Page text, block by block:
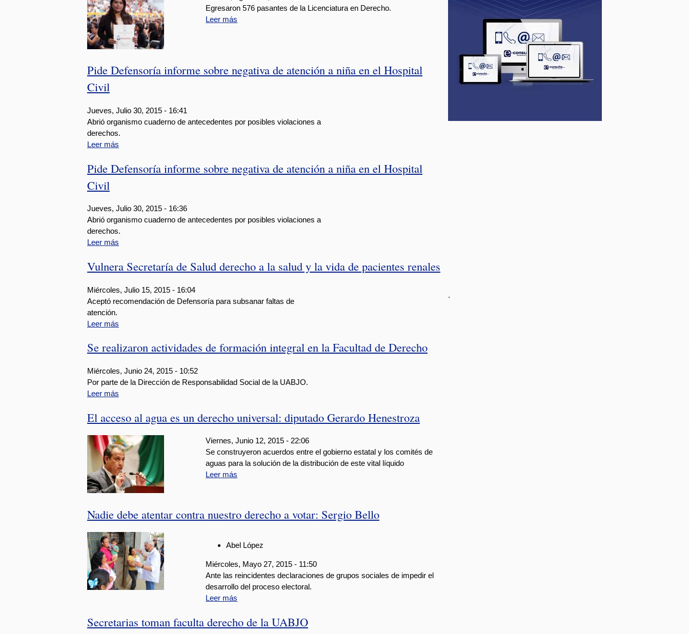
Egresaron 576 pasantes de la Licenciatura en Derecho.
Leer más
Pide Defensoría informe sobre negativa de atención a niña en el Hospital
Civil
Jueves, Julio 30, 2015 - 16:41
Abrió organismo cuaderno de antecedentes por posibles violaciones a
derechos.
Leer más
Pide Defensoría informe sobre negativa de atención a niña en el Hospital
Civil
Jueves, Julio 30, 2015 - 16:36
Abrió organismo cuaderno de antecedentes por posibles violaciones a
derechos.
Leer más
Vulnera Secretaría de Salud derecho a la salud y la vida de pacientes renales
Miércoles, Julio 15, 2015 - 16:04
Aceptó recomendación de Defensoría para subsanar faltas de
atención.
Leer más
Se realizaron actividades de formación integral en la Facultad de Derecho
Miércoles, Junio 24, 2015 - 10:52
Por parte de la Dirección de Responsabilidad Social de la UABJO.
Leer más
El acceso al agua es un derecho universal: diputado Gerardo Henestroza
Viernes, Junio 12, 2015 - 22:06
Se construyeron acuerdos entre el gobierno estatal y los comités de
aguas para la solución de la distribución de este vital líquido
Leer más
Nadie debe atentar contra nuestro derecho a votar: Sergio Bello
Abel López
Miércoles, Mayo 27, 2015 - 11:50
Ante las reincidentes declaraciones de grupos sociales de impedir el
desarrollo del proceso electoral.
Leer más
Secretarias toman faculta derecho de la UABJO
.